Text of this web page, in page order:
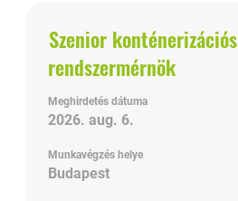
Cím
Szenior konténerizációs
rendszermérnök
Meghirdetés dátuma
2026. aug. 6.
Munkavégzés helye
Budapest
Jelölje
ki
a
szóköz
billentyűvel
állásinformáció
teljes